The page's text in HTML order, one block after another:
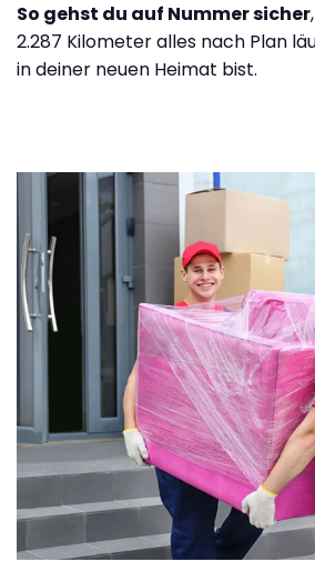
So gehst du auf Nummer sicher
2.287 Kilometer alles nach Plan
in deiner neuen Heimat bist.